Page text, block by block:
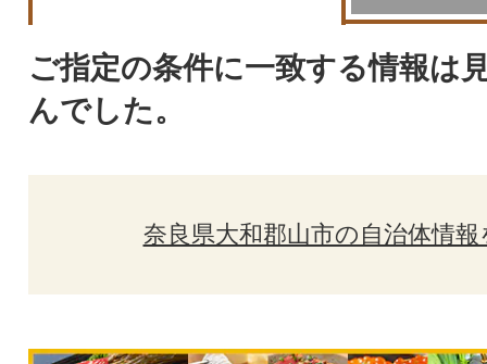
ご指定の条件に一致する情報は
んでした。
奈良県大和郡山市の自治体情報